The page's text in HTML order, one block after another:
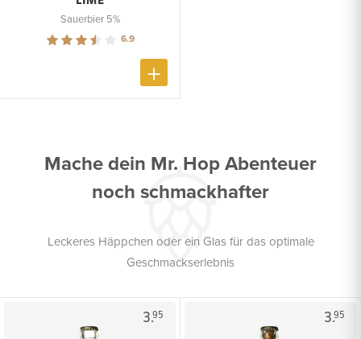
Sauerbier 5%
6.9
Mache dein Mr. Hop Abenteuer
noch schmackhafter
Leckeres Häppchen oder ein Glas für das optimale
Geschmackserlebnis
3.95 3.95